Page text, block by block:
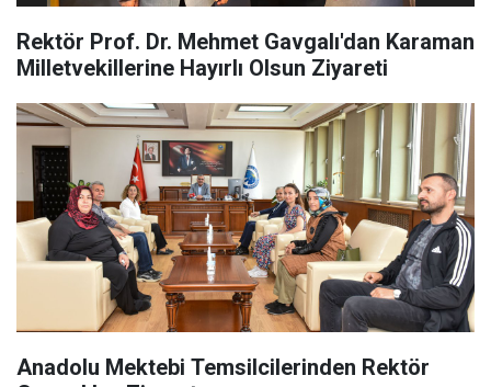
Rektör Prof. Dr. Mehmet Gavgalı'dan Karaman
Milletvekillerine Hayırlı Olsun Ziyareti
Anadolu Mektebi Temsilcilerinden Rektör